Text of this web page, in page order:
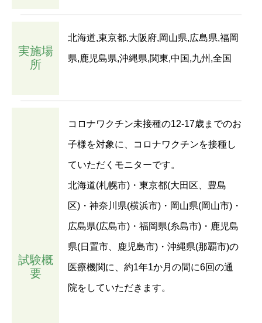
実施場
所
北海道,東京都,大阪府,岡山県,広島県,福岡
県,鹿児島県,沖縄県,関東,中国,九州,全国
試験概
要
コロナワクチン未接種の12-17歳までのお
子様を対象に、コロナワクチンを接種し
ていただくモニターです。
北海道(札幌市)・東京都(大田区、豊島
区)・神奈川県(横浜市)・岡山県(岡山市)・
広島県(広島市)・福岡県(糸島市)・鹿児島
県(日置市、鹿児島市)・沖縄県(那覇市)の
医療機関に、約1年1か月の間に6回の通
院をしていただきます。